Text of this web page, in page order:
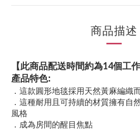
商品描述
【此商品配送時間約為14個工作
產品特色:
．這款圓形地毯採用天然黃麻編織
．這種耐用且可持續的材質擁有自
風格
．成為房間的醒目焦點